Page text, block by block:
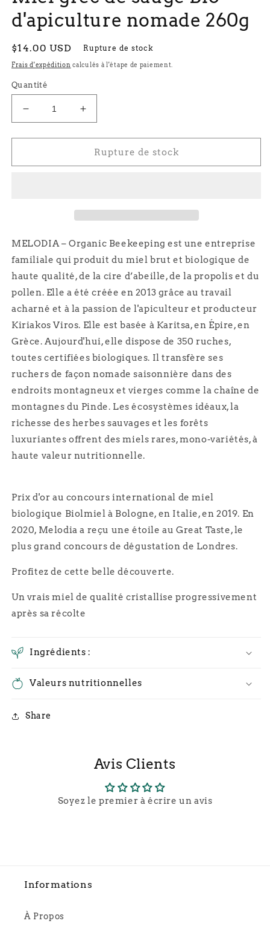
d'apiculture nomade 260g
Prix
habituel
$14.00 USD Rupture de stock
Frais d'expédition calculés à l'étape de paiement.
Quantité
Réduire
la
quantité
Miel
nomade
260g
Augmenter
la
quantité
Miel
nomade
260g
Rupture de stock
MELODIA – Organic Beekeeping est une entreprise
familiale qui produit du miel brut et biologique de
haute qualité, de la cire d’abeille, de la propolis et du
pollen. Elle a été créée en 2013 grâce au travail
acharné et à la passion de l'apiculteur et producteur
Kiriakos Viros. Elle est basée à Karitsa, en Épire, en
Grèce. Aujourd'hui, elle dispose de 350 ruches,
toutes certifiées biologiques. Il transfère ses
ruchers de façon nomade saisonnière dans des
endroits montagneux et vierges comme la chaîne de
montagnes du Pinde. Les écosystèmes idéaux, la
richesse des herbes sauvages et les forêts
luxuriantes offrent des miels rares, mono-variétés, à
haute valeur nutritionnelle.
Prix d'or au concours international de miel
biologique Biolmiel à Bologne, en Italie, en 2019. En
2020, Melodia a reçu une étoile au Great Taste, le
plus grand concours de dégustation de Londres.
Profitez de cette belle découverte.
Un vrais miel de qualité cristallise progressivement
après sa récolte
Ingrédients :
Valeurs nutritionnelles
Share
Avis Clients
Soyez le premier à écrire un avis
Informations
À Propos